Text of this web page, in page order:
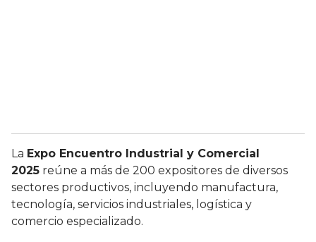
La Expo Encuentro Industrial y Comercial
2025 reúne a más de 200 expositores de diversos
sectores productivos, incluyendo manufactura,
tecnología, servicios industriales, logística y
comercio especializado.